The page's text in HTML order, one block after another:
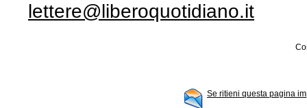
lettere@liberoquotidiano.it
Se ritieni questa pagina